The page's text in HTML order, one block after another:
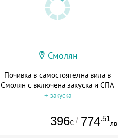
Смолян
Почивка в самостоятелна вила в
Смолян с включена закуска и СПА
+ закуска
396€ / 774.51
лв.